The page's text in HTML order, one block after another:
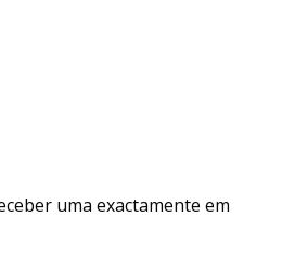
uma exactamente em